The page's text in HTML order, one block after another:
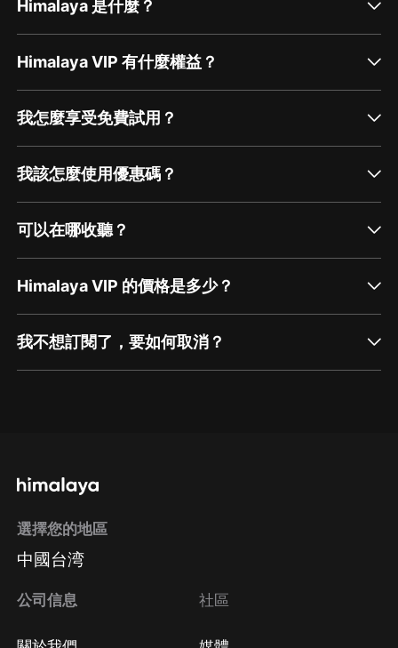
Himalaya 是什麼？
Himalaya VIP 有什麼權益？
我怎麼享受免費試用？
我該怎麼使用優惠碼？
可以在哪收聽？
Himalaya VIP 的價格是多少？
我不想訂閱了，要如何取消？
方法 Google Play取消訂閱方法
選擇您的地區
中國台湾
公司信息 社區